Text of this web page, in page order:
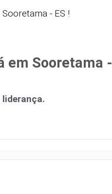
- ES !
em Sooretama -